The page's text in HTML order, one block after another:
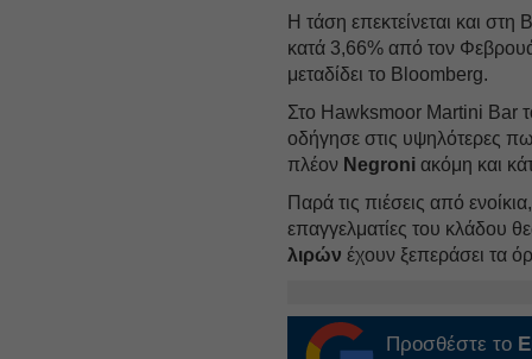
Η τάση επεκτείνεται και
κατά 3,66% από τον
μεταδίδει το Bloomberg.
Στο Hawksmoor Martini Bar
οδήγησε στις υψηλότερες
πλέον Negroni ακόμη και
Παρά τις πιέσεις από
επαγγελματίες του κλάδου
λιρών έχουν ξεπεράσει τα
Προσθέστε το